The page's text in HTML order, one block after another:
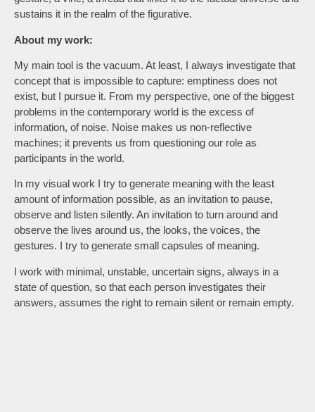
sustains it in the realm of the figurative.
About my work:
My main tool is the vacuum. At least, I always investigate that
concept that is impossible to capture: emptiness does not
exist, but I pursue it. From my perspective, one of the biggest
problems in the contemporary world is the excess of
information, of noise. Noise makes us non-reflective
machines; it prevents us from questioning our role as
participants in the world.
In my visual work I try to generate meaning with the least
amount of information possible, as an invitation to pause,
observe and listen silently. An invitation to turn around and
observe the lives around us, the looks, the voices, the
gestures. I try to generate small capsules of meaning.
I work with minimal, unstable, uncertain signs, always in a
state of question, so that each person investigates their
answers, assumes the right to remain silent or remain empty.